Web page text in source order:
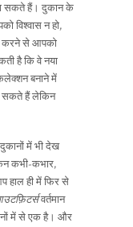
सकते हैं। दुकान के
विश्वास न हो,
करने से आपको
है कि वे नया
बनाने में
सकते हैं लेकिन
में भी देख
कभी-कभार,
हाल ही में फिर से
वर्तमान
में से एक है। और